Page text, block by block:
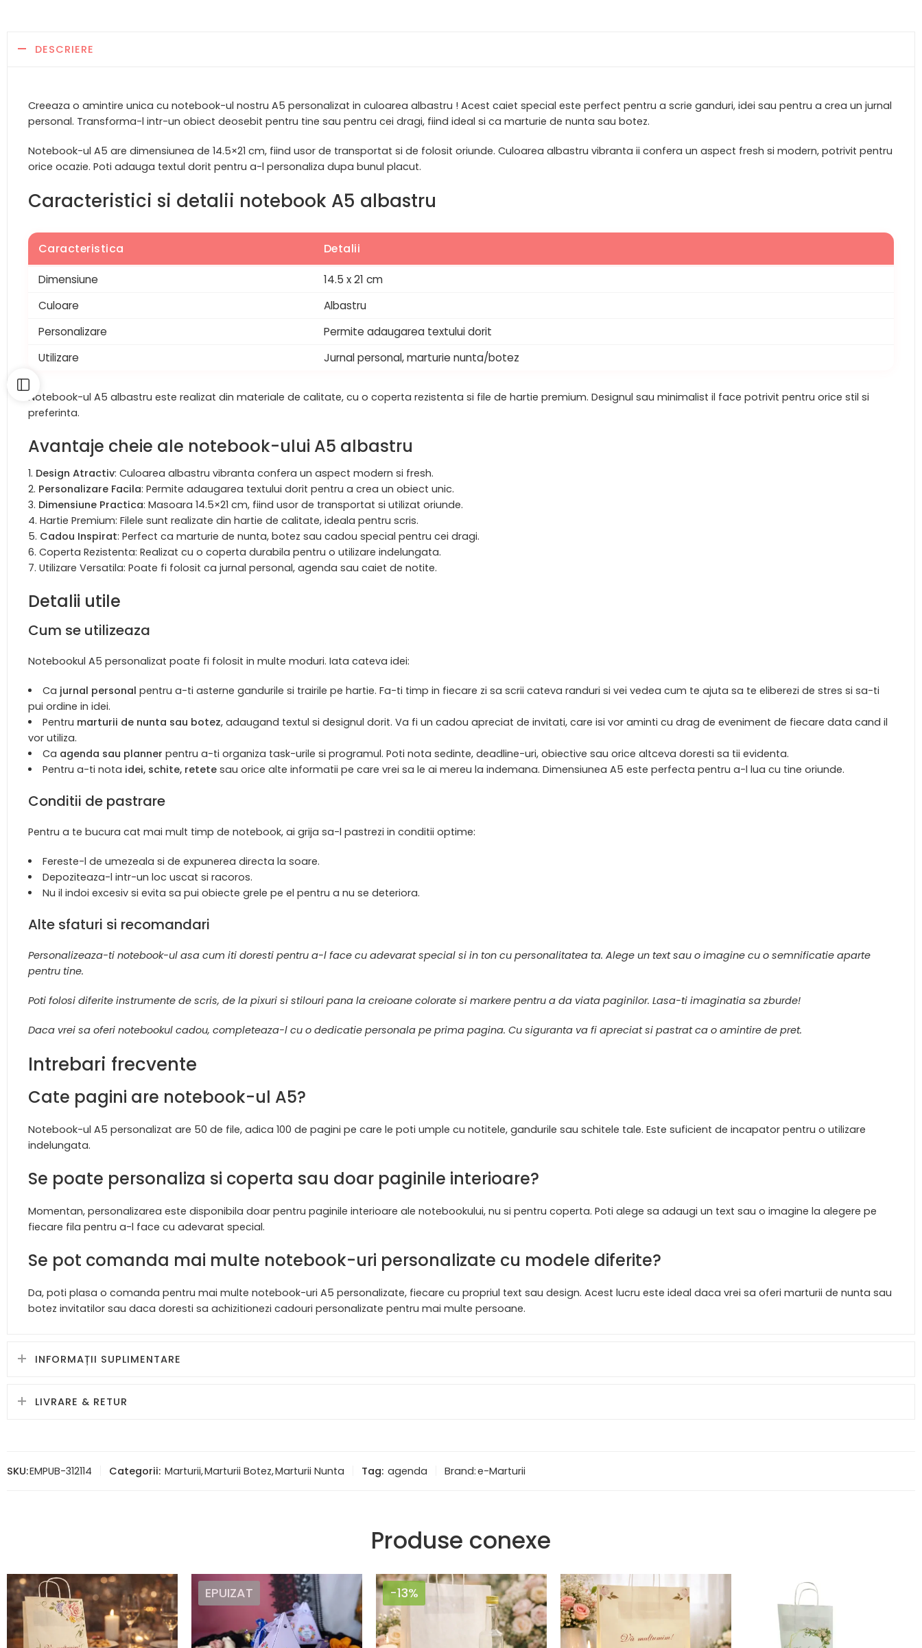
DESCRIERE
Creeaza o amintire unica cu notebook-ul nostru A5 personalizat in culoarea albastru ! Acest caiet special este perfect pentru a scrie ganduri, idei sau pentru a crea un jurnal
personal. Transforma-l intr-un obiect deosebit pentru tine sau pentru cei dragi, fiind ideal si ca marturie de nunta sau botez.
Notebook-ul A5 are dimensiunea de 14.5×21 cm, fiind usor de transportat si de folosit oriunde. Culoarea albastru vibranta ii confera un aspect fresh si modern, potrivit pentru
orice ocazie. Poti adauga textul dorit pentru a-l personaliza dupa bunul placut.
Caracteristici si detalii notebook A5 albastru
Caracteristica Detalii
Dimensiune
14.5 x 21 cm
Culoare
Albastru
Personalizare
Permite adaugarea textului dorit
Utilizare
Jurnal personal, marturie nunta/botez
Notebook-ul A5 albastru este realizat din materiale de calitate, cu o coperta rezistenta si file de hartie premium. Designul sau minimalist il face potrivit pentru orice stil si
preferinta.
Avantaje cheie ale notebook-ului A5 albastru
Design Atractiv: Culoarea albastru vibranta confera un aspect modern si fresh.
Personalizare Facila: Permite adaugarea textului dorit pentru a crea un obiect unic.
Dimensiune Practica: Masoara 14.5×21 cm, fiind usor de transportat si utilizat oriunde.
Hartie Premium: Filele sunt realizate din hartie de calitate, ideala pentru scris.
Cadou Inspirat: Perfect ca marturie de nunta, botez sau cadou special pentru cei dragi.
Coperta Rezistenta: Realizat cu o coperta durabila pentru o utilizare indelungata.
Utilizare Versatila: Poate fi folosit ca jurnal personal, agenda sau caiet de notite.
Detalii utile
Cum se utilizeaza
Notebookul A5 personalizat poate fi folosit in multe moduri. Iata cateva idei:
Ca jurnal personal pentru a-ti asterne gandurile si trairile pe hartie. Fa-ti timp in fiecare zi sa scrii cateva randuri si vei vedea cum te ajuta sa te eliberezi de stres si sa-ti
pui ordine in idei.
Pentru marturii de nunta sau botez, adaugand textul si designul dorit. Va fi un cadou apreciat de invitati, care isi vor aminti cu drag de eveniment de fiecare data cand il
vor utiliza.
Ca agenda sau planner pentru a-ti organiza task-urile si programul. Poti nota sedinte, deadline-uri, obiective sau orice altceva doresti sa tii evidenta.
Pentru a-ti nota idei, schite, retetesau orice alte informatii pe care vrei sa le ai mereu la indemana. Dimensiunea A5 este perfecta pentru a-l lua cu tine oriunde.
Conditii de pastrare
Pentru a te bucura cat mai mult timp de notebook, ai grija sa-l pastrezi in conditii optime:
Fereste-l de umezeala si de expunerea directa la soare.
Depoziteaza-l intr-un loc uscat si racoros.
Nu il indoi excesiv si evita sa pui obiecte grele pe el pentru a nu se deteriora.
Alte sfaturi si recomandari
Personalizeaza-ti notebook-ul asa cum iti doresti pentru a-l face cu adevarat special si in ton cu personalitatea ta. Alege un text sau o imagine cu o semnificatie aparte
pentru tine.
Poti folosi diferite instrumente de scris, de la pixuri si stilouri pana la creioane colorate si markere pentru a da viata paginilor. Lasa-ti imaginatia sa zburde!
Daca vrei sa oferi notebookul cadou, completeaza-l cu o dedicatie personala pe prima pagina. Cu siguranta va fi apreciat si pastrat ca o amintire de pret.
Intrebari frecvente
Cate pagini are notebook-ul A5?
Notebook-ul A5 personalizat are 50 de file, adica 100 de pagini pe care le poti umple cu notitele, gandurile sau schitele tale. Este suficient de incapator pentru o utilizare
indelungata.
Se poate personaliza si coperta sau doar paginile interioare?
Momentan, personalizarea este disponibila doar pentru paginile interioare ale notebookului, nu si pentru coperta. Poti alege sa adaugi un text sau o imagine la alegere pe
fiecare fila pentru a-l face cu adevarat special.
Se pot comanda mai multe notebook-uri personalizate cu modele diferite?
Da, poti plasa o comanda pentru mai multe notebook-uri A5 personalizate, fiecare cu propriul text sau design. Acest lucru este ideal daca vrei sa oferi marturii de nunta sau
botez invitatilor sau daca doresti sa achizitionezi cadouri personalizate pentru mai multe persoane.
INFORMAȚII SUPLIMENTARE
LIVRARE & RETUR
SKU:EMPUB-312114 Categorii: Marturii,Marturii Botez,Marturii Nunta Tag: agenda Brand:e-Marturii
Produse conexe
EPUIZAT -13%